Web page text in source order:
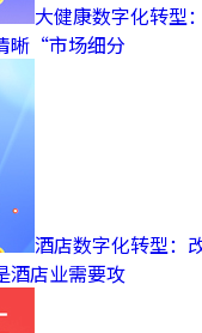
大健康数字化转型
晰“市场细分
酒店数字化转型：
酒店业需要攻